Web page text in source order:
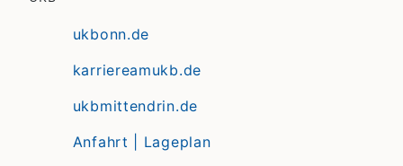
ukbonn.de
karriereamukb.de
ukbmittendrin.de
Anfahrt | Lageplan